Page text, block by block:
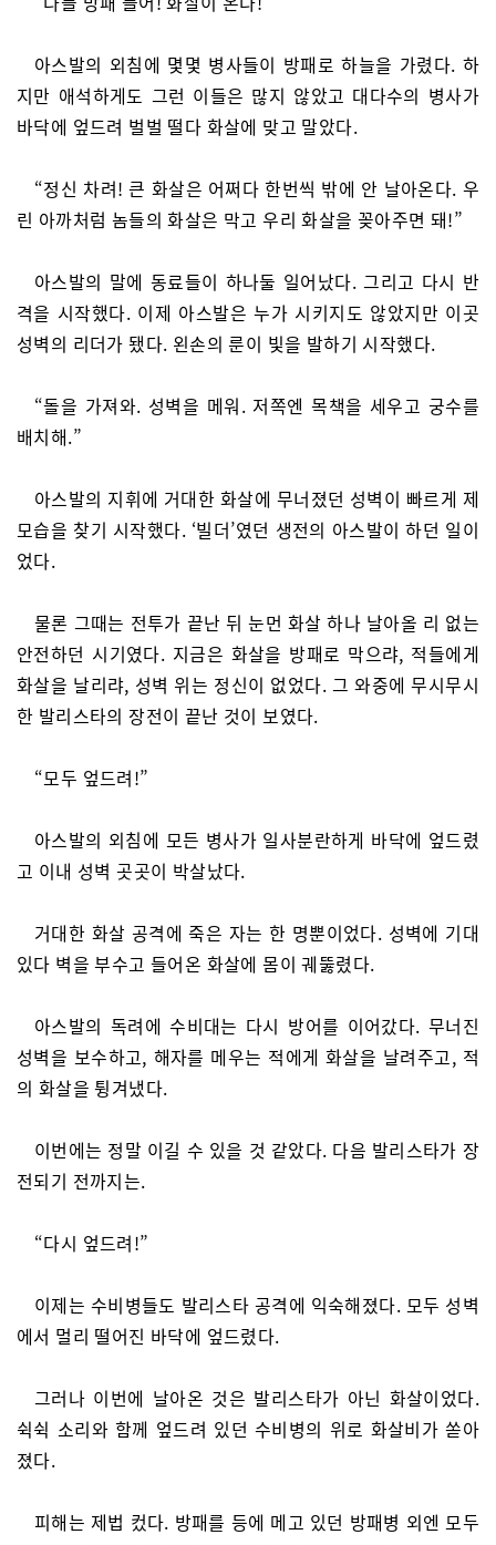
아스발의 외침에 몇몇 병사들이 방패로 하늘을 가렸다. 하
지만 애석하게도 그런 이들은 많지 않았고 대다수의 병사가
바닥에 엎드려 벌벌 떨다 화살에 맞고 말았다.
“정신 차려! 큰 화살은 어쩌다 한번씩 밖에 안 날아온다. 우
린 아까처럼 놈들의 화살은 막고 우리 화살을 꽂아주면 돼!”
아스발의 말에 동료들이 하나둘 일어났다. 그리고 다시 반
격을 시작했다. 이제 아스발은 누가 시키지도 않았지만 이곳
성벽의 리더가 됐다. 왼손의 룬이 빛을 발하기 시작했다.
“돌을 가져와. 성벽을 메워. 저쪽엔 목책을 세우고 궁수를
배치해.”
아스발의 지휘에 거대한 화살에 무너졌던 성벽이 빠르게 제
모습을 찾기 시작했다. ‘빌더’였던 생전의 아스발이 하던 일이
었다.
물론 그때는 전투가 끝난 뒤 눈먼 화살 하나 날아올 리 없는
안전하던 시기였다. 지금은 화살을 방패로 막으랴, 적들에게
화살을 날리랴, 성벽 위는 정신이 없었다. 그 와중에 무시무시
한 발리스타의 장전이 끝난 것이 보였다.
“모두 엎드려!”
아스발의 외침에 모든 병사가 일사분란하게 바닥에 엎드렸
고 이내 성벽 곳곳이 박살났다.
거대한 화살 공격에 죽은 자는 한 명뿐이었다. 성벽에 기대
있다 벽을 부수고 들어온 화살에 몸이 궤뚫렸다.
아스발의 독려에 수비대는 다시 방어를 이어갔다. 무너진
성벽을 보수하고, 해자를 메우는 적에게 화살을 날려주고, 적
의 화살을 튕겨냈다.
이번에는 정말 이길 수 있을 것 같았다. 다음 발리스타가 장
전되기 전까지는.
“다시 엎드려!”
이제는 수비병들도 발리스타 공격에 익숙해졌다. 모두 성벽
에서 멀리 떨어진 바닥에 엎드렸다.
그러나 이번에 날아온 것은 발리스타가 아닌 화살이었다.
쉭쉭 소리와 함께 엎드려 있던 수비병의 위로 화살비가 쏟아
졌다.
피해는 제법 컸다. 방패를 등에 메고 있던 방패병 외엔 모두